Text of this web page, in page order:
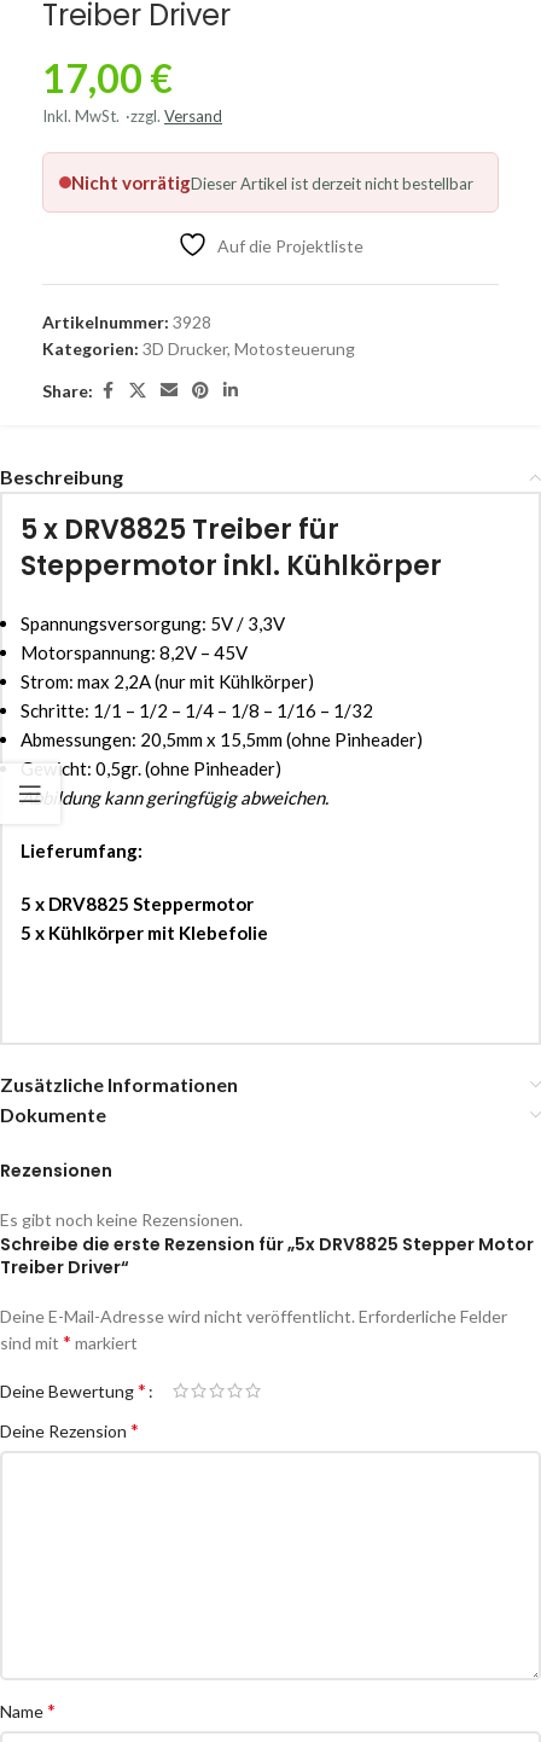
Treiber Driver
17,00 €
Inkl. MwSt. zzgl. Versand
Nicht vorrätigDieser Artikel ist derzeit nicht bestellbar
Auf die Projektliste
Artikelnummer: 3928
Kategorien: 3D Drucker, Motosteuerung
Share:
Beschreibung
5 x DRV8825 Treiber für
Steppermotor inkl. Kühlkörper
Spannungsversorgung: 5V / 3,3V
Motorspannung: 8,2V – 45V
Strom: max 2,2A (nur mit Kühlkörper)
Schritte: 1/1 – 1/2 – 1/4 – 1/8 – 1/16 – 1/32
Abmessungen: 20,5mm x 15,5mm (ohne Pinheader)
Gewicht: 0,5gr. (ohne Pinheader)
Abbildung kann geringfügig abweichen.
Lieferumfang:
5 x DRV8825 Steppermotor
5 x Kühlkörper mit Klebefolie
Zusätzliche Informationen
Dokumente
Rezensionen
Es gibt noch keine Rezensionen.
Schreibe die erste Rezension für „5x DRV8825 Stepper Motor
Treiber Driver“
Deine E-Mail-Adresse wird nicht veröffentlicht. Erforderliche Felder
sind mit * markiert
Deine Bewertung*
Deine Rezension *
Name*